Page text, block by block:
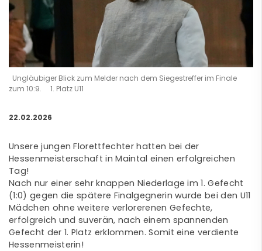
Ungläubiger Blick zum Melder nach dem Siegestreffer im Finale
zum 10:9. 1. Platz U11
22.02.2026
Unsere jungen Florettfechter hatten bei der
Hessenmeisterschaft in Maintal einen erfolgreichen
Tag!
Nach nur einer sehr knappen Niederlage im 1. Gefecht
(1:0) gegen die spätere Finalgegnerin wurde bei den U11
Mädchen ohne weitere verlorerenen Gefechte,
erfolgreich und suverän, nach einem spannenden
Gefecht der 1. Platz erklommen. Somit eine verdiente
Hessenmeisterin!